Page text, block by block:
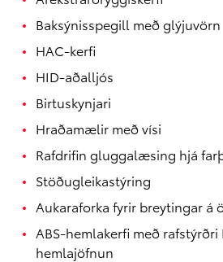
Baksýnisspegill með glýjuvörn
HAC-kerfi
HID-aðalljós
Birtuskynjari
Hraðamælir með vísi
Rafdrifin gluggalæsing hjá
Stöðugleikastýring
Aukaraforka fyrir breytingar á
ABS-hemlakerfi með rafstýrðri
hemlajöfnun